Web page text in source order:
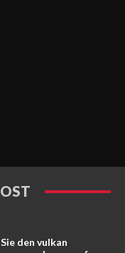
den vulkan